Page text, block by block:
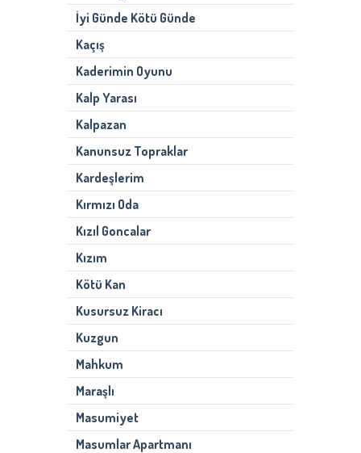
İyi Günde Kötü Günde
Kaçış
Kaderimin Oyunu
Kalp Yarası
Kalpazan
Kanunsuz Topraklar
Kardeşlerim
Kırmızı Oda
Kızıl Goncalar
Kızım
Kötü Kan
Kusursuz Kiracı
Kuzgun
Mahkum
Maraşlı
Masumiyet
Masumlar Apartmanı